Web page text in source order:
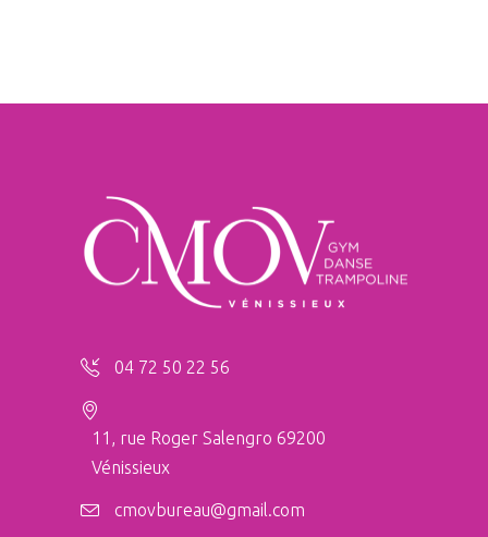
04 72 50 22 56
11, rue Roger Salengro 69200
Vénissieux
cmovbureau@gmail.com